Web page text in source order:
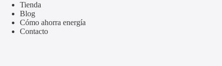
Tienda
Blog
Cómo ahorra energía
Contacto